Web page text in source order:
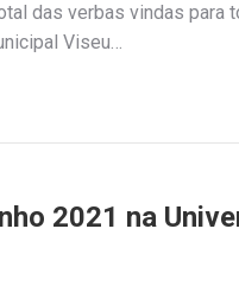
das verbas vindas para
Viseu…
2021 na